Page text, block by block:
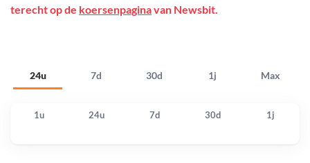
24u 7d 30d 1j Max
terecht op de koersenpaginavan Newsbit.
1u 24u 7d 30d 1j